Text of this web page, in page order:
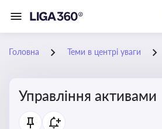
Головна Теми в центрі уваги
Управління активами